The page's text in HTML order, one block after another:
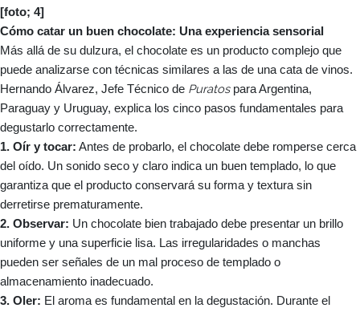
[foto; 4]
Cómo catar un buen chocolate: Una experiencia sensorial
Más allá de su dulzura, el chocolate es un producto complejo que
puede analizarse con técnicas similares a las de una cata de vinos.
Hernando Álvarez, Jefe Técnico de Puratos para Argentina,
Paraguay y Uruguay, explica los cinco pasos fundamentales para
degustarlo correctamente.
1. Oír y tocar: Antes de probarlo, el chocolate debe romperse cerca
del oído. Un sonido seco y claro indica un buen templado, lo que
garantiza que el producto conservará su forma y textura sin
derretirse prematuramente.
2. Observar: Un chocolate bien trabajado debe presentar un brillo
uniforme y una superficie lisa. Las irregularidades o manchas
pueden ser señales de un mal proceso de templado o
almacenamiento inadecuado.
3. Oler: El aroma es fundamental en la degustación. Durante el